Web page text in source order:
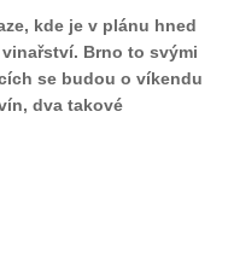
kde je v plánu hned
Brno to svými
se budou o víkendu
dva takové